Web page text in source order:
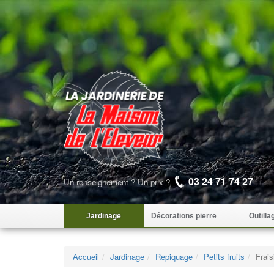
Un renseignement ? Un prix ? 03 24 71 74 27
Jardinage Décorations pierre
Accueil Jardinage Repiquage Petits fruits